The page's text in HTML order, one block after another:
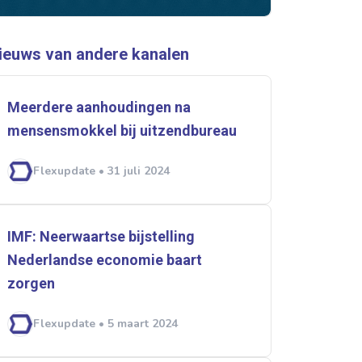
van andere kanalen
Meerdere aanhoudingen na
mensensmokkel bij uitzendbureau
Flexupdate • 31 juli 2024
IMF: Neerwaartse bijstelling
Nederlandse economie baart
zorgen
Flexupdate • 5 maart 2024